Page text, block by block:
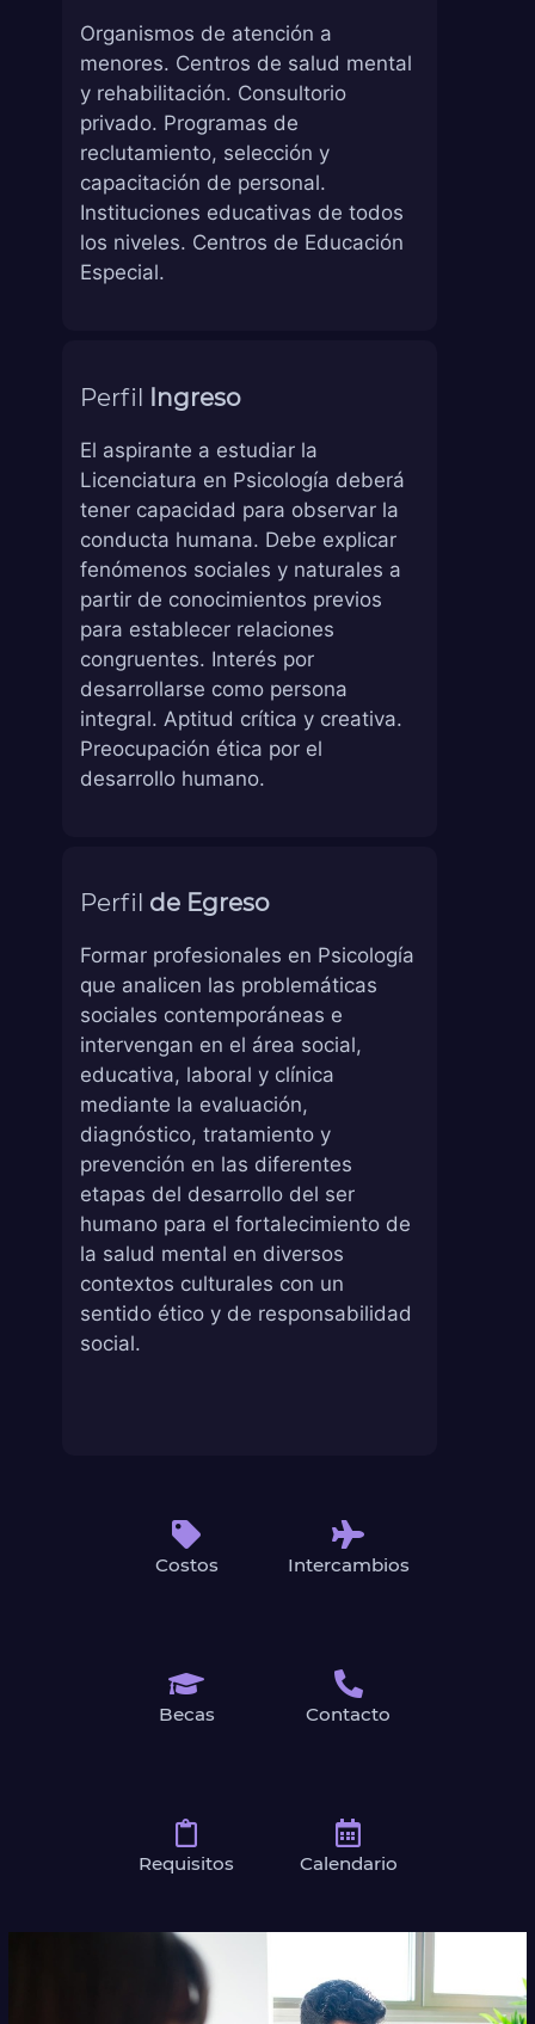
Organismos de atención a
menores. Centros de salud mental
y rehabilitación. Consultorio
privado. Programas de
reclutamiento, selección y
capacitación de personal.
Instituciones educativas de todos
los niveles. Centros de Educación
Especial.
Perfil Ingreso
El aspirante a estudiar la
Licenciatura en Psicología deberá
tener capacidad para observar la
conducta humana. Debe explicar
fenómenos sociales y naturales a
partir de conocimientos previos
para establecer relaciones
congruentes. Interés por
desarrollarse como persona
integral. Aptitud crítica y creativa.
Preocupación ética por el
desarrollo humano.
Perfil de Egreso
Formar profesionales en Psicología
que analicen las problemáticas
sociales contemporáneas e
intervengan en el área social,
educativa, laboral y clínica
mediante la evaluación,
diagnóstico, tratamiento y
prevención en las diferentes
etapas del desarrollo del ser
humano para el fortalecimiento de
la salud mental en diversos
contextos culturales con un
sentido ético y de responsabilidad
social.
Costos Intercambios
Becas Contacto
Requisitos Calendario